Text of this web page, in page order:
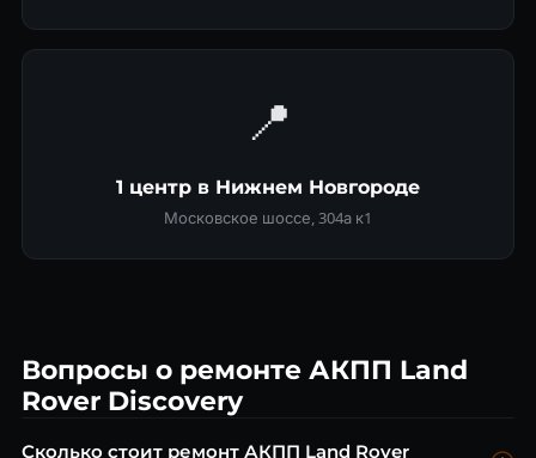
📍
1 центр в Нижнем Новгороде
Московское шоссе, 304а к1
Вопросы о ремонте АКПП Land
Rover Discovery
Сколько стоит ремонт АКПП Land Rover